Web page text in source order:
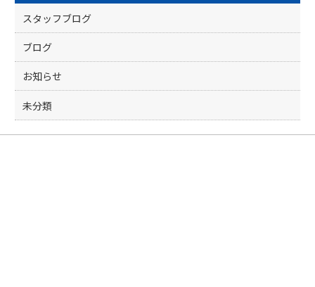
k
スタッフブログ
ブログ
お知らせ
未分類